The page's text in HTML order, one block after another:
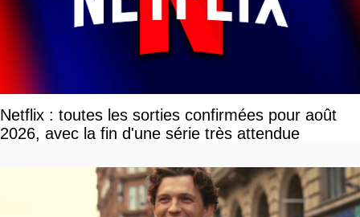
Netflix : toutes les sorties confirmées pour août
2026, avec la fin d'une série très attendue